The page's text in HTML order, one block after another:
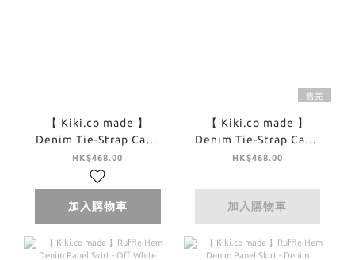
【 Kiki.co made 】
Denim Tie-Strap Cami
Top - Off White
HK$468.00
加入購物車
售完
【 Kiki.co made 】
Denim Tie-Strap Cami
Top - Denim
HK$468.00
加入購物車